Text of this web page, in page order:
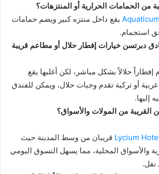
من الحمامات الحرارية أو المنتزهات؟
يقع داخل منتزه كبير ويضم حمامات
استجمام.
دبرتسن خيارات إفطار حلال أو مطاعم قريبة
إفطاراً حلالاً بشكل مباشر، لكن أغلبها يقع
أو تركية تقدم وجبات حلال، ويمكن للفندق
إليها.
القريبة من المولات والأسواق؟
قريبان من وسط المدينة حيث
والأسواق المحلية، مما يسهل التسوق اليومي
نقل.